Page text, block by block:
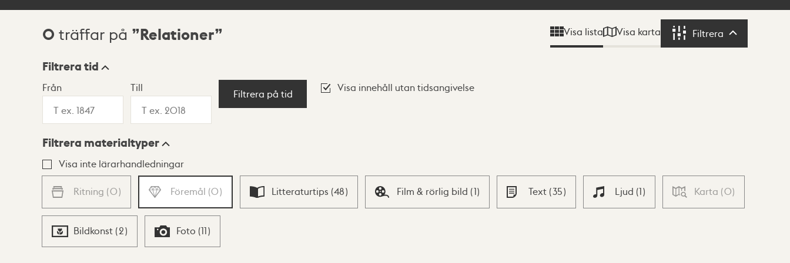
Sökresultat
0 träffar på Relationer Visa lista Visa karta Filtrera Filtrera
Visningsläge
Lista Karta
Filtrera tid
Från Till
Filtrera på tid
Visa innehåll utan tidsangivelse
Filtrera materialtyper
Visa inte lärarhandledningar
Ritning (0) Föremål (0) Litteraturtips (48) Film & rörlig bild (1) Text (35) Ljud (1) Karta (0)
Bildkonst (2) Foto (11)